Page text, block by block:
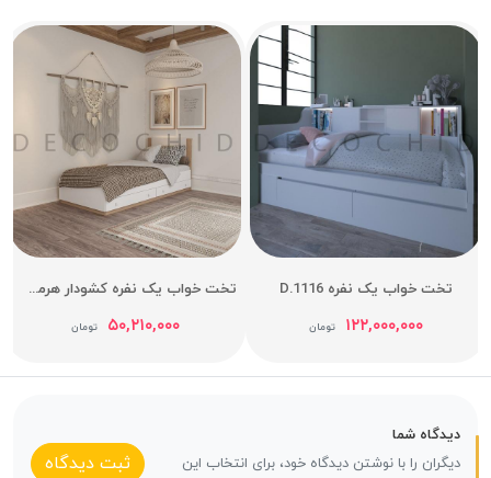
تخت خواب یک نفره D.1116
۱۲۲,۰۰۰,۰۰۰ تومان
تخت خواب یک نفره کشودار هرمس عرض 90
۵۰,۲۱۰,۰۰۰ تومان
دیدگاه شما
دیگران را با نوشتن دیدگاه خود، برای انتخاب این
ثبت دیدگاه